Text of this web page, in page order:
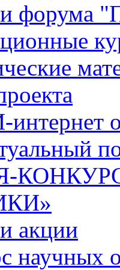
форума
акции
научных